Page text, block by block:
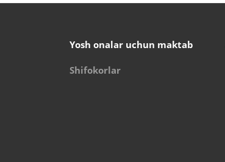
Yosh onalar uchun maktab
Shifokorlar